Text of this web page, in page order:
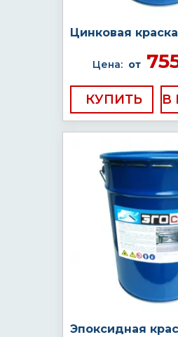
Цинковая краска
Цена: от
КУПИТЬ
Эпоксидная